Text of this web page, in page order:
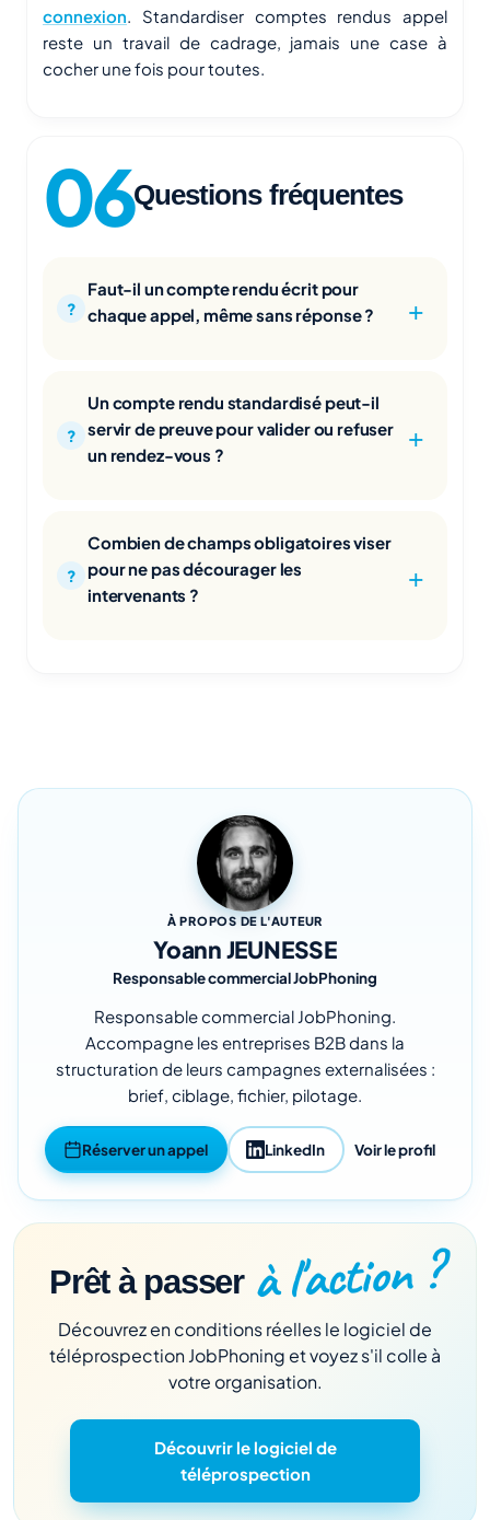
connexion. Standardiser comptes rendus appel
reste un travail de cadrage, jamais une case à
cocher une fois pour toutes.
Questions fréquentes
Faut-il un compte rendu écrit pour
chaque appel, même sans réponse ?
Un compte rendu standardisé peut-il
servir de preuve pour valider ou refuser
un rendez-vous ?
Combien de champs obligatoires viser
pour ne pas décourager les
intervenants ?
À PROPOS DE L'AUTEUR
Yoann JEUNESSE
Responsable commercial JobPhoning
Responsable commercial JobPhoning.
Accompagne les entreprises B2B dans la
structuration de leurs campagnes externalisées :
brief, ciblage, fichier, pilotage.
Réserver un appel LinkedIn Voir le profil
Prêt à passer à l'action ?
Découvrez en conditions réelles le logiciel de
téléprospection JobPhoning et voyez s'il colle à
votre organisation.
Découvrir le logiciel de
téléprospection